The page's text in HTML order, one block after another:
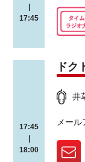
|
17:45
17:45
18:00
ドク
井
メー